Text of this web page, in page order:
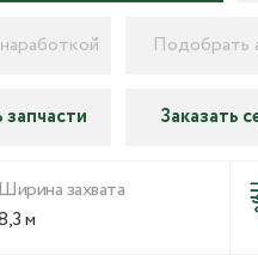
Подобрать
запчасти Заказать
Ширина захвата
м